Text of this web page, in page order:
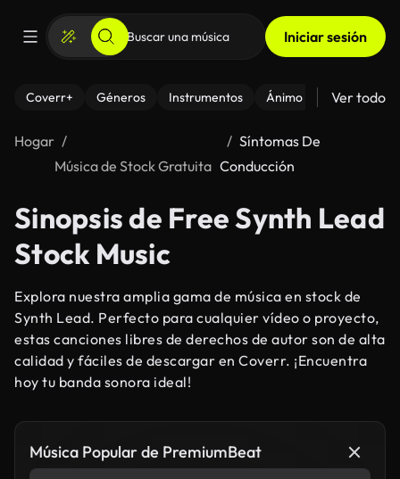
Iniciar sesión
Coverr+ Géneros Instrumentos Ánimo Ver todo
Hogar
Música de Stock Gratuita
Síntomas De
Conducción
Sinopsis de Free Synth Lead
Stock Music
Explora nuestra amplia gama de música en stock de
Synth Lead. Perfecto para cualquier vídeo o proyecto,
estas canciones libres de derechos de autor son de alta
calidad y fáciles de descargar en Coverr. ¡Encuentra
hoy tu banda sonora ideal!
Música Popular de PremiumBeat